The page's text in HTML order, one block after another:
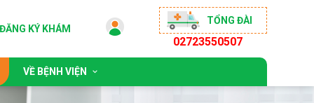
ĐĂNG KÝ KHÁM
TỔNG ĐÀI
02723550507
VỀ BỆNH VIỆN